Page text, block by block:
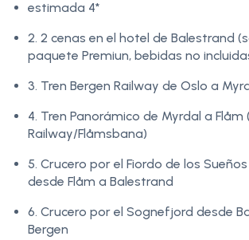
estimada 4*
2. 2 cenas en el hotel de Balestrand
paquete Premiun, bebidas no
3. Tren Bergen Railway de Oslo a
4. Tren Panorámico de Myrdal a Flåm
Railway/Flåmsbana)
5. Crucero por el Fiordo de los
desde Flåm a Balestrand
6. Crucero por el Sognefjord desde
Bergen